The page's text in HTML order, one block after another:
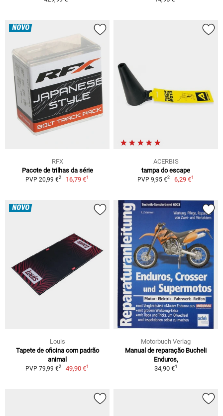
NOVO
RFX
Pacote de trilhas da série
PVP 20,99 €2 16,79 €1
ACERBIS
tampa do escape
PVP 9,95 €2 6,29 €1
NOVO
Louis
Tapete de oficina com padrão
animal
PVP 79,99 €2 49,90 €1
Motorbuch Verlag
Manual de reparação Bucheli
Enduros,
34,90 €1